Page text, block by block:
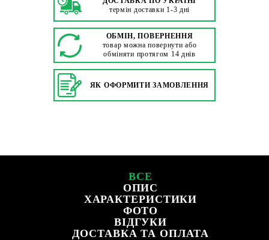
термін доставки 1-3 дні
ОБМІН, ПОВЕРНЕННЯ
товар можна повернути або
обміняти протягом 14 днів
ЯК ОФОРМИТИ ЗАМОВЛЕННЯ
ВСЕ
ОПИС
ХАРАКТЕРИСТИКИ
ФОТО
ВІДГУКИ
ДОСТАВКА ТА ОПЛАТА